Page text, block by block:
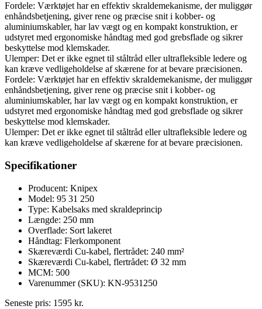
Fordele: Værktøjet har en effektiv skraldemekanisme, der muliggør
enhåndsbetjening, giver rene og præcise snit i kobber- og
aluminiumskabler, har lav vægt og en kompakt konstruktion, er
udstyret med ergonomiske håndtag med god grebsflade og sikrer
beskyttelse mod klemskader.
Ulemper: Det er ikke egnet til ståltråd eller ultrafleksible ledere og
kan kræve vedligeholdelse af skærene for at bevare præcisionen.
Fordele: Værktøjet har en effektiv skraldemekanisme, der muliggør
enhåndsbetjening, giver rene og præcise snit i kobber- og
aluminiumskabler, har lav vægt og en kompakt konstruktion, er
udstyret med ergonomiske håndtag med god grebsflade og sikrer
beskyttelse mod klemskader.
Ulemper: Det er ikke egnet til ståltråd eller ultrafleksible ledere og
kan kræve vedligeholdelse af skærene for at bevare præcisionen.
Specifikationer
Producent: Knipex
Model: 95 31 250
Type: Kabelsaks med skraldeprincip
Længde: 250 mm
Overflade: Sort lakeret
Håndtag: Flerkomponent
Skæreværdi Cu-kabel, flertrådet: 240 mm²
Skæreværdi Cu-kabel, flertrådet: Ø 32 mm
MCM: 500
Varenummer (SKU): KN-9531250
Seneste pris: 1595 kr.